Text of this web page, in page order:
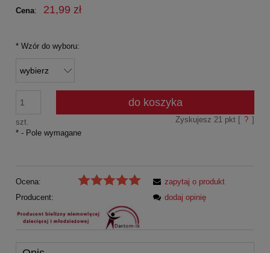
Cena: 21,99 zł
* Wzór do wyboru:
szt.
do koszyka
Zyskujesz 21 pkt [ ? ]
* - Pole wymagane
Ocena:
Producent:
zapytaj o produkt
dodaj opinię